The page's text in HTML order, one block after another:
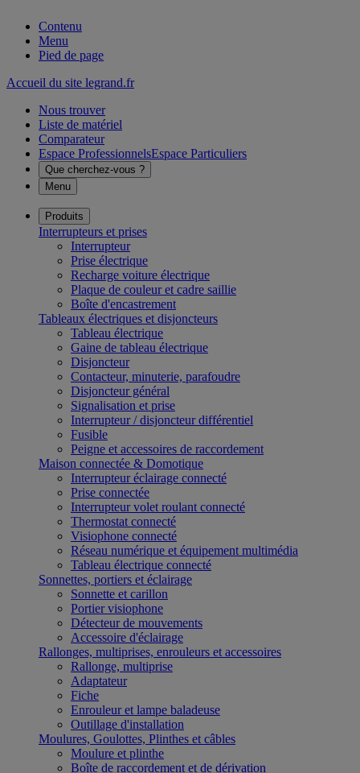
Contenu
Menu
Pied de page
Accueil du site legrand.fr
Nous trouver
Liste de matériel
Comparateur
Espace ProfessionnelsEspace Particuliers
Que cherchez-vous ?
Menu
Produits
Interrupteurs et prises
Interrupteur
Prise électrique
Recharge voiture électrique
Plaque de couleur et cadre saillie
Boîte d'encastrement
Tableaux électriques et disjoncteurs
Tableau électrique
Gaine de tableau électrique
Disjoncteur
Contacteur, minuterie, parafoudre
Disjoncteur général
Signalisation et prise
Interrupteur / disjoncteur différentiel
Fusible
Peigne et accessoires de raccordement
Maison connectée & Domotique
Interrupteur éclairage connecté
Prise connectée
Interrupteur volet roulant connecté
Thermostat connecté
Visiophone connecté
Réseau numérique et équipement multimédia
Tableau électrique connecté
Sonnettes, portiers et éclairage
Sonnette et carillon
Portier visiophone
Détecteur de mouvements
Accessoire d'éclairage
Rallonges, multiprises, enrouleurs et accessoires
Rallonge, multiprise
Adaptateur
Fiche
Enrouleur et lampe baladeuse
Outillage d'installation
Moulures, Goulottes, Plinthes et câbles
Moulure et plinthe
Boîte de raccordement et de dérivation